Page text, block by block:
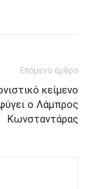
Επόμενο άρθρο
κείμενο
ο Λάμπρος
Κωνσταντάρας